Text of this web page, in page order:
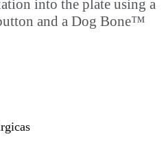
into the plate using a
and a Dog Bone™